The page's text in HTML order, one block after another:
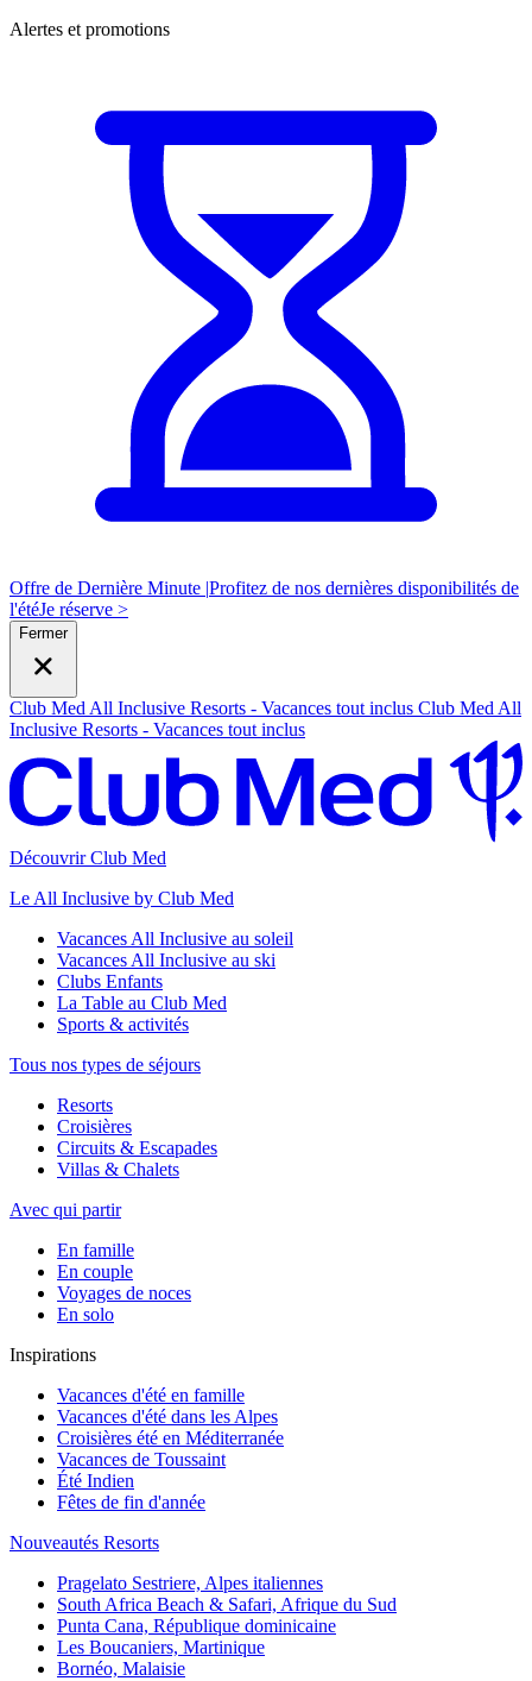
Alertes et promotions
Offre de Dernière Minute |Profitez de nos dernières disponibilités de
l'étéJe réserve >
Fermer
Club Med All Inclusive Resorts - Vacances tout inclus Club Med All
Inclusive Resorts - Vacances tout inclus
Découvrir Club Med
Le All Inclusive by Club Med
Vacances All Inclusive au soleil
Vacances All Inclusive au ski
Clubs Enfants
La Table au Club Med
Sports & activités
Tous nos types de séjours
Resorts
Croisières
Circuits & Escapades
Villas & Chalets
Avec qui partir
En famille
En couple
Voyages de noces
En solo
Inspirations
Vacances d'été en famille
Vacances d'été dans les Alpes
Croisières été en Méditerranée
Vacances de Toussaint
Été Indien
Fêtes de fin d'année
Nouveautés Resorts
Pragelato Sestriere, Alpes italiennes
South Africa Beach & Safari, Afrique du Sud
Punta Cana, République dominicaine
Les Boucaniers, Martinique
Bornéo, Malaisie